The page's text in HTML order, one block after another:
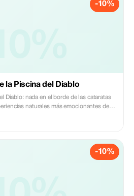
-10%
la Piscina del Diablo
Diablo: nada en el borde de las cataratas
naturales más emocionantes del
piscina natural de roca a pocos metros
de guías profesionales y se sientan de
-10%